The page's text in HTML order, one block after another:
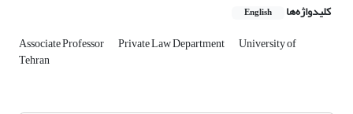
کلیدواژه‌ها English
Associate Professor Private Law Department University of
Tehran